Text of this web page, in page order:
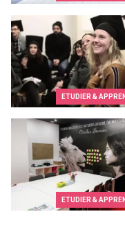
ETUDIER &
Dream Your Life
ETUDIER &
Kids&Us language